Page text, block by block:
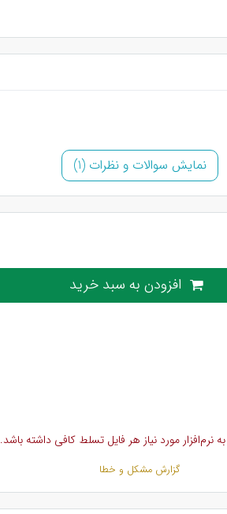
نمایش سوالات و نظرات (1)
افزودن به سبد خرید
مورد نیاز هر فایل تسلط کافی داشته باشد.
گزارش مشکل و خطا